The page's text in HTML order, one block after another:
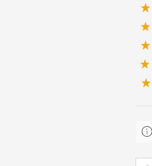
★
★
★
★
★